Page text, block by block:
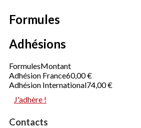
Formules
Adhésions
FormulesMontant
Adhésion France60,00 €
Adhésion International74,00 €
J'adhère !
Contacts